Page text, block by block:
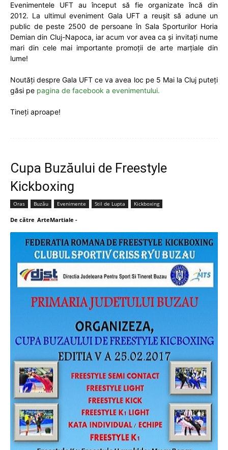
Evenimentele UFT au început să fie organizate încă din
2012. La ultimul eveniment Gala UFT a reușit să adune un
public de peste 2500 de persoane în Sala Sporturilor Horia
Demian din Cluj-Napoca, iar acum vor avea ca și invitați nume
mari din cele mai importante promoții de arte marțiale din
lume!
Noutăți despre Gala UFT ce va avea loc pe 5 Mai la Cluj puteți
găsi pe pagina de facebook a evenimentului.
Tineți aproape!
Cupa Buzăului de Freestyle
Kickboxing
Oras Buzău Evenimente Stil de Lupta Kickboxing
De către ArteMartiale -